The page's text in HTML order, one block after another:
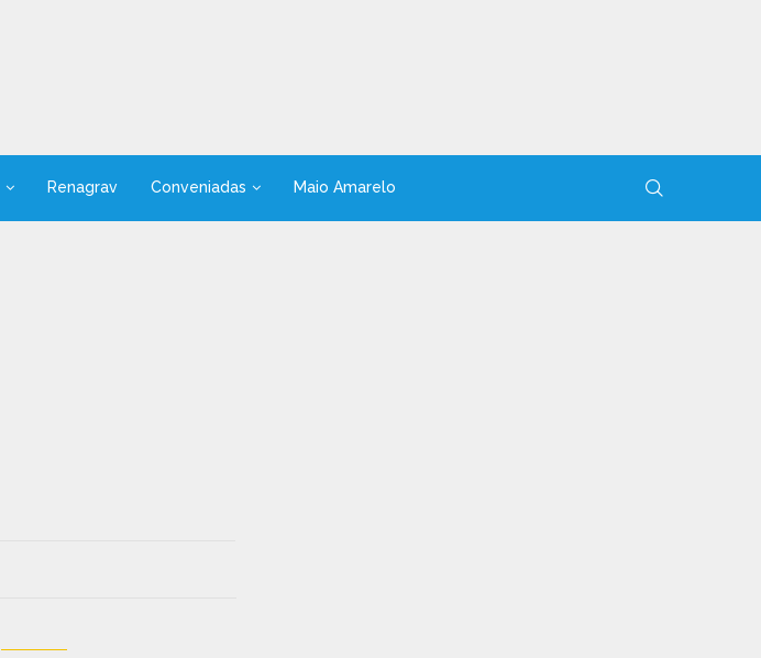
Renagrav Conveniadas Maio Amarelo